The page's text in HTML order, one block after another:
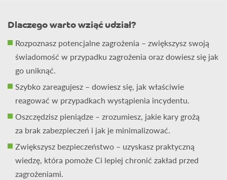
tytuł magistra na kierunku Architektura i Urbanistyka. W
ramach spółki Ekologus bierze udział w projektach
związanych z zrównoważonym raportowaniem, oceną
stanu jakości środowiska gruntowo-wodnego, stałą
obsługą przedsiębiorstw w zakresie środowiskowym oraz w
eko-przeglądach zakładów – wspiera w weryfikacji
spełniania wymagań dotyczących środowiska pracy,
składowania surowców i odpadów niebezpiecznych.Od
2017 roku koordynuje dział związany z dostarczaniem usług
szkoleniowo-rozwojowych dla biznesu oraz dział sprzedaży
produktów zabezpieczających zakłady przed potencjalnymi
wyciekami. Od 2024 roku jest prezesem Fundacji EKO
Dlaczego warto wziąć udział?
Rozpoznasz potencjalne zagrożenia – zwiększysz swoją
świadomość w przypadku zagrożenia oraz dowiesz się jak
go uniknąć.
Szybko zareagujesz – dowiesz się, jak właściwie
reagować w przypadkach wystąpienia incydentu.
Oszczędzisz pieniądze – zrozumiesz, jakie kary grożą
za brak zabezpieczeń i jak je minimalizować.
Zwiększysz bezpieczeństwo – uzyskasz praktyczną
wiedzę, która pomoże Ci lepiej chronić zakład przed
zagrożeniami.